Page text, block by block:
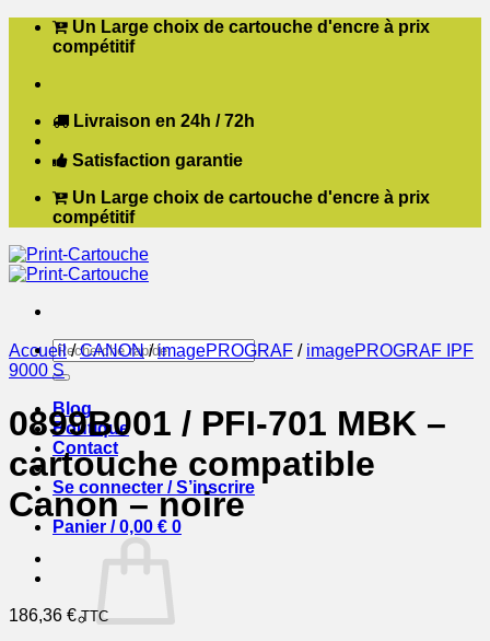
Passer Un Large choix de cartouche d'encre à prix
compétitif
Livraison en 24h / 72h
Satisfaction garantie
Un Large choix de cartouche d'encre à prix
compétitif
Recherche
pour :
Blog
Boutique
Contact
Se connecter / S’inscrire
Panier /0,00 € 0
Accueil / CANON / imagePROGRAF / imagePROGRAF IPF
9000 S
0899B001 / PFI-701 MBK –
cartouche compatible
Canon – noire
186,36 € TTC